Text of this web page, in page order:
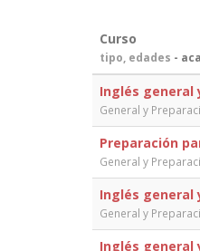
Curso
tipo, edades -
Inglés general
General y
Preparación
General y
Inglés general
General y
Inglés general